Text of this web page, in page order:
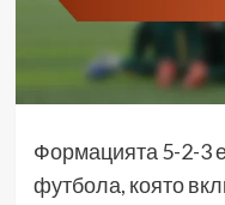
Формацията 5-2-3
футбола, която